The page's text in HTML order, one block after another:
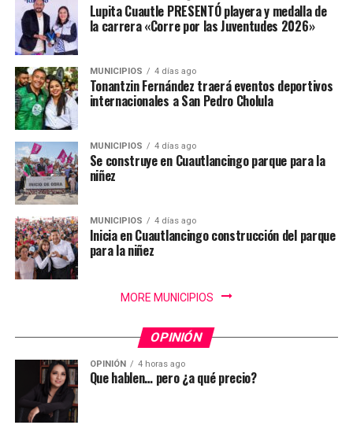
Lupita Cuautle PRESENTÓ playera y medalla de
la carrera «Corre por las Juventudes 2026»
MUNICIPIOS 4 días ago
Tonantzin Fernández traerá eventos deportivos
internacionales a San Pedro Cholula
MUNICIPIOS 4 días ago
Se construye en Cuautlancingo parque para la
niñez
MUNICIPIOS 4 días ago
Inicia en Cuautlancingo construcción del parque
para la niñez
MORE MUNICIPIOS
OPINIÓN
OPINIÓN 4 horas ago
Que hablen… pero ¿a qué precio?